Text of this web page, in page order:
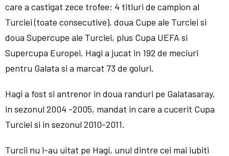
care a castigat zece trofee: 4 titluri de campion al
Turciei (toate consecutive), doua Cupe ale Turciei si
doua Supercupe ale Turciei, plus Cupa UEFA si
Supercupa Europei. Hagi a jucat in 192 de meciuri
pentru Galata si a marcat 73 de goluri.
Hagi a fost si antrenor in doua randuri pe Galatasaray,
in sezonul 2004 -2005, mandat in care a cucerit Cupa
Turciei si in sezonul 2010-2011.
Turcii nu l-au uitat pe Hagi, unul dintre cei mai iubiti